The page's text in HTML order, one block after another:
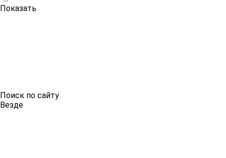
Показать
Поиск по сайту
Везде